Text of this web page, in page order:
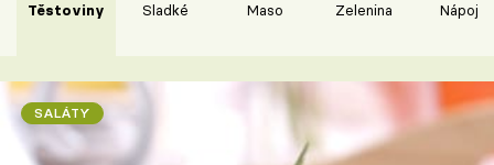
Těstoviny Sladké Maso Zelenina Nápoje
SALÁTY